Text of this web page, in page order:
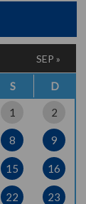
S D
1 2
8 9
15 16
22 23
SEP »